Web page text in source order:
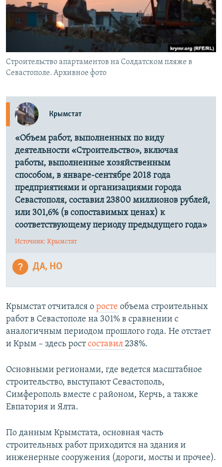
ПОБЕДИТЕЛЕЙ НЕ СУДЯТ?
КРЫМ.НЕПОКОРЕННЫЙ
УКРАИНСКАЯ ПРОБЛЕМА КРЫМА
ПРИСОЕДИНЯЙТЕСЬ!
Все сайты RFE/RL
Строительство апартаментов на Солдатском пляже в
Севастополе. Архивное фото
Крымстат
«Объем работ, выполненных по виду
деятельности «Строительство», включая
работы, выполненные хозяйственным
способом, в январе-сентябре 2018 года
предприятиями и организациями города
Севастополя, составил 23800 миллионов рублей,
или 301,6% (в сопоставимых ценах) к
соответствующему периоду предыдущего года»
Источник: Крымстат
ДА, НО
Крымстат отчитался о росте объема строительных
работ в Севастополе на 301% в сравнении с
аналогичным периодом прошлого года. Не отстает
и Крым – здесь ростсоставил 238%.
Основными регионами, где ведется масштабное
строительство, выступают Севастополь,
Симферополь вместе с районом, Керчь, а также
Евпатория и Ялта.
По данным Крымстата, основная часть
строительных работ приходится на здания и
инженерные сооружения (дороги, мосты и прочее).